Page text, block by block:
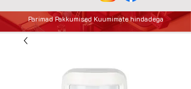
Parimad Pakkumised Kuumimate hindadega